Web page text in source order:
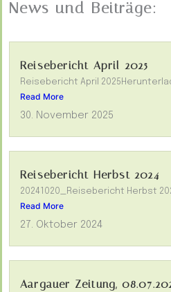
News und Beiträge:
Reisebericht April 2025
Reisebericht April
Read More
30. November 2025
Reisebericht Herbst 2024
20241020_Reisebericht Herbst
Read More
27. Oktober 2024
Aargauer Zeitung,